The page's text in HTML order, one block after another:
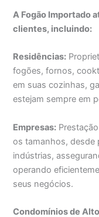
A Fogão Importado
clientes, incluindo:
Residências:
fogões, fornos,
em suas cozinhas,
estejam sempre em
Empresas:
os tamanhos, desde
indústrias,
operando
seus negócios.
Condomínios de